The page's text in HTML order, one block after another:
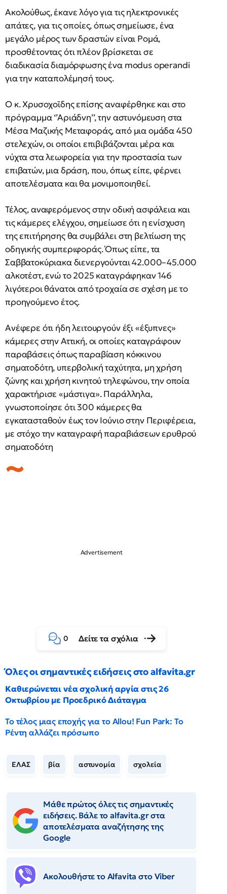
Ακολούθως, έκανε λόγο για τις ηλεκτρονικές
απάτες, για τις οποίες, όπως σημείωσε, ένα
μεγάλο μέρος των δραστών είναι Ρομά,
προσθέτοντας ότι πλέον βρίσκεται σε
διαδικασία διαμόρφωσης ένα modus operandi
για την καταπολέμησή τους.
Ο κ. Χρυσοχοϊδης επίσης αναφέρθηκε και στο
πρόγραμμα ‘’Αριάδνη’’, την αστυνόμευση στα
Μέσα Μαζικής Μεταφοράς, από μια ομάδα 450
στελεχών, οι οποίοι επιβιβάζονται μέρα και
νύχτα στα λεωφορεία για την προστασία των
επιβατών, μια δράση, που, όπως είπε, φέρνει
αποτελέσματα και θα μονιμοποιηθεί.
Τέλος, αναφερόμενος στην οδική ασφάλεια και
τις κάμερες ελέγχου, σημείωσε ότι η ενίσχυση
της επιτήρησης θα συμβάλει στη βελτίωση της
οδηγικής συμπεριφοράς. Όπως είπε, τα
Σαββατοκύριακα διενεργούνται 42.000–45.000
αλκοτέστ, ενώ το 2025 καταγράφηκαν 146
λιγότεροι θάνατοι από τροχαία σε σχέση με το
προηγούμενο έτος.
Ανέφερε ότι ήδη λειτουργούν έξι «έξυπνες»
κάμερες στην Αττική, οι οποίες καταγράφουν
παραβάσεις όπως παραβίαση κόκκινου
σηματοδότη, υπερβολική ταχύτητα, μη χρήση
ζώνης και χρήση κινητού τηλεφώνου, την οποία
χαρακτήρισε «μάστιγα». Παράλληλα,
γνωστοποίησε ότι 300 κάμερες θα
εγκατασταθούν έως τον Ιούνιο στην Περιφέρεια,
με στόχο την καταγραφή παραβιάσεων ερυθρού
σηματοδότη
0 Δείτε τα σχόλια
Όλες οι σημαντικές ειδήσεις στο alfavita.gr
Καθιερώνεται νέα σχολική αργία στις 26
Οκτωβρίου με Προεδρικό Διάταγμα
Το τέλος μιας εποχής για το Allou! Fun Park: Το
Ρέντη αλλάζει πρόσωπο
ΕΛΑΣ βία αστυνομία σχολεία
Μάθε πρώτος όλες τις σημαντικές
ειδήσεις. Βάλε το alfavita.gr στα
αποτελέσματα αναζήτησης της
Google
Ακολουθήστε το Αlfavita στο Viber